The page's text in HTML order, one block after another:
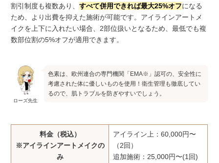
割引制度も複数あり、すべて併用できれば最大25%オフになる
ため、より出費を抑えた施術が可能です。アイラインアートメ
イクを上下に入れたい場合、2部位扱いとなるため、最低でも複
数部位割の5%オフが適用できます。
ローズ先生
色素は、欧州連合の専門機関「EMA※」認可の、安全性に
考慮された体に優しいものを使用！衛生管理も徹底してい
るので、肌トラブルを防ぎやすいでしょう。
料金（税込）
※アイラインアートメイクの
み
アイライン上：60,000円〜
（2回）
追加施術：25,000円〜(1回)